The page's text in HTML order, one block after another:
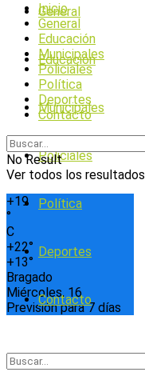
+19
°
C
+22°
+13°
Bragado
Miércoles, 16
Previsión para 7 días
General
Educación
Municipales
Policiales
Política
Deportes
Contacto
Inicio
General
Educación
Municipales
Policiales
Política
Deportes
Contacto
No Result
Ver todos los resultados